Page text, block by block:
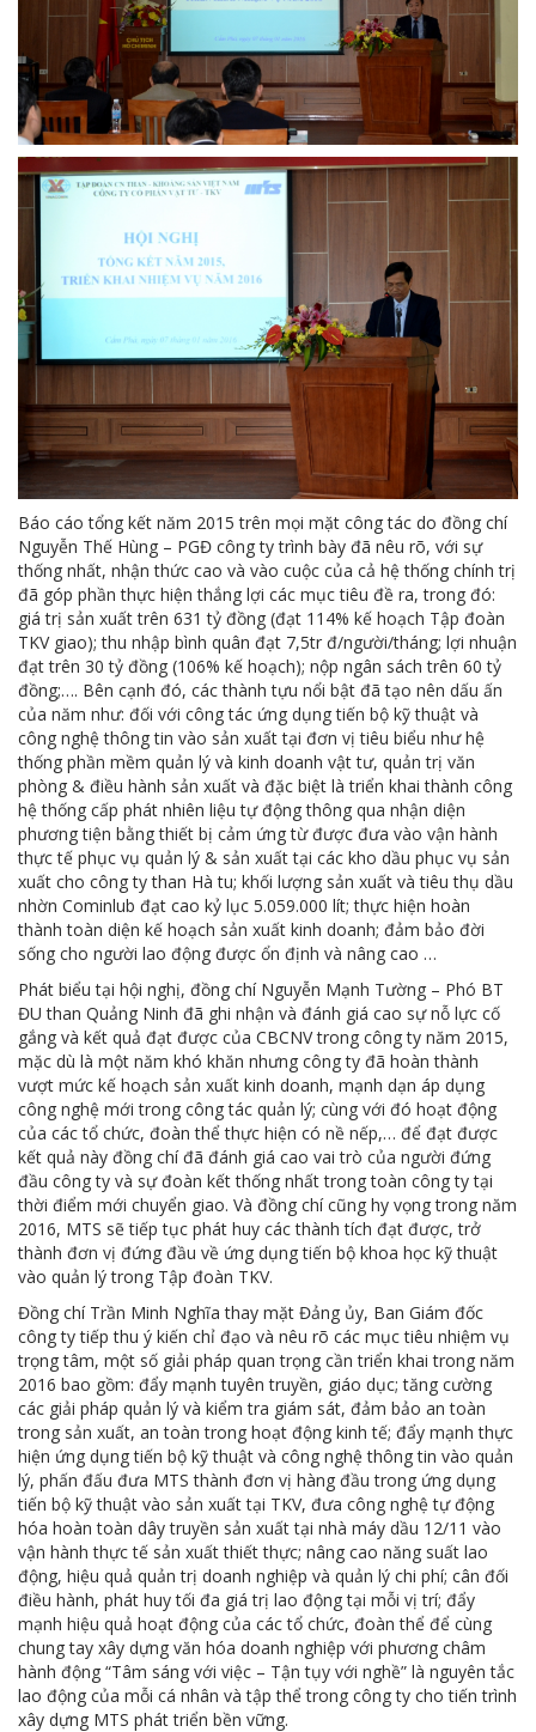
Báo cáo tổng kết năm 2015 trên mọi mặt công tác do đồng chí
Nguyễn Thế Hùng – PGĐ công ty trình bày đã nêu rõ, với sự
thống nhất, nhận thức cao và vào cuộc của cả hệ thống chính trị
đã góp phần thực hiện thắng lợi các mục tiêu đề ra, trong đó:
giá trị sản xuất trên 631 tỷ đồng (đạt 114% kế hoạch Tập đoàn
TKV giao); thu nhập bình quân đạt 7,5tr đ/người/tháng; lợi nhuận
đạt trên 30 tỷ đồng (106% kế hoạch); nộp ngân sách trên 60 tỷ
đồng;…. Bên cạnh đó, các thành tựu nổi bật đã tạo nên dấu ấn
của năm như: đối với công tác ứng dụng tiến bộ kỹ thuật và
công nghệ thông tin vào sản xuất tại đơn vị tiêu biểu như hệ
thống phần mềm quản lý và kinh doanh vật tư, quản trị văn
phòng & điều hành sản xuất và đặc biệt là triển khai thành công
hệ thống cấp phát nhiên liệu tự động thông qua nhận diện
phương tiện bằng thiết bị cảm ứng từ được đưa vào vận hành
thực tế phục vụ quản lý & sản xuất tại các kho dầu phục vụ sản
xuất cho công ty than Hà tu; khối lượng sản xuất và tiêu thụ dầu
nhờn Cominlub đạt cao kỷ lục 5.059.000 lít; thực hiện hoàn
thành toàn diện kế hoạch sản xuất kinh doanh; đảm bảo đời
sống cho người lao động được ổn định và nâng cao …
Phát biểu tại hội nghị, đồng chí Nguyễn Mạnh Tường – Phó BT
ĐU than Quảng Ninh đã ghi nhận và đánh giá cao sự nỗ lực cố
gắng và kết quả đạt được của CBCNV trong công ty năm 2015,
mặc dù là một năm khó khăn nhưng công ty đã hoàn thành
vượt mức kế hoạch sản xuất kinh doanh, mạnh dạn áp dụng
công nghệ mới trong công tác quản lý; cùng với đó hoạt động
của các tổ chức, đoàn thể thực hiện có nề nếp,… để đạt được
kết quả này đồng chí đã đánh giá cao vai trò của người đứng
đầu công ty và sự đoàn kết thống nhất trong toàn công ty tại
thời điểm mới chuyển giao. Và đồng chí cũng hy vọng trong năm
2016, MTS sẽ tiếp tục phát huy các thành tích đạt được, trở
thành đơn vị đứng đầu về ứng dụng tiến bộ khoa học kỹ thuật
vào quản lý trong Tập đoàn TKV.
Đồng chí Trần Minh Nghĩa thay mặt Đảng ủy, Ban Giám đốc
công ty tiếp thu ý kiến chỉ đạo và nêu rõ các mục tiêu nhiệm vụ
trọng tâm, một số giải pháp quan trọng cần triển khai trong năm
2016 bao gồm: đẩy mạnh tuyên truyền, giáo dục; tăng cường
các giải pháp quản lý và kiểm tra giám sát, đảm bảo an toàn
trong sản xuất, an toàn trong hoạt động kinh tế; đẩy mạnh thực
hiện ứng dụng tiến bộ kỹ thuật và công nghệ thông tin vào quản
lý, phấn đấu đưa MTS thành đơn vị hàng đầu trong ứng dụng
tiến bộ kỹ thuật vào sản xuất tại TKV, đưa công nghệ tự động
hóa hoàn toàn dây truyền sản xuất tại nhà máy dầu 12/11 vào
vận hành thực tế sản xuất thiết thực; nâng cao năng suất lao
động, hiệu quả quản trị doanh nghiệp và quản lý chi phí; cân đối
điều hành, phát huy tối đa giá trị lao động tại mỗi vị trí; đẩy
mạnh hiệu quả hoạt động của các tổ chức, đoàn thể để cùng
chung tay xây dựng văn hóa doanh nghiệp với phương châm
hành động “Tâm sáng với việc – Tận tụy với nghề” là nguyên tắc
lao động của mỗi cá nhân và tập thể trong công ty cho tiến trình
xây dựng MTS phát triển bền vững.